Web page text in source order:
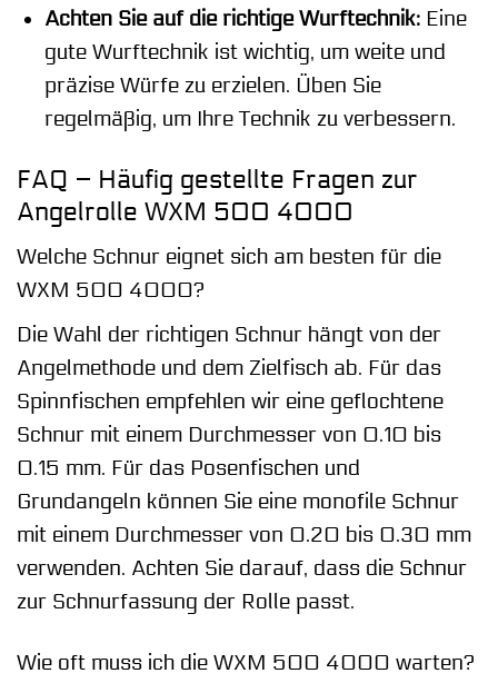
Achten Sie auf die richtige Wurftechnik:Eine
gute Wurftechnik ist wichtig, um weite und
präzise Würfe zu erzielen. Üben Sie
regelmäßig, um Ihre Technik zu verbessern.
FAQ – Häufig gestellte Fragen zur
Angelrolle WXM 500 4000
Welche Schnur eignet sich am besten für die
WXM 500 4000?
Die Wahl der richtigen Schnur hängt von der
Angelmethode und dem Zielfisch ab. Für das
Spinnfischen empfehlen wir eine geflochtene
Schnur mit einem Durchmesser von 0.10 bis
0.15 mm. Für das Posenfischen und
Grundangeln können Sie eine monofile Schnur
mit einem Durchmesser von 0.20 bis 0.30 mm
verwenden. Achten Sie darauf, dass die Schnur
zur Schnurfassung der Rolle passt.
Wie oft muss ich die WXM 500 4000 warten?